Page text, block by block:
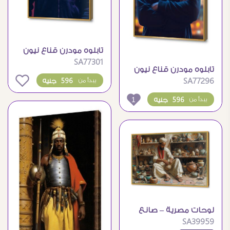
تابلوه مودرن قناع نيون
موف
SA77301
596 جنيه يبدأ من
تابلوه مودرن قناع نيون
ازرق
SA77296
596 جنيه يبدأ من 1
لوحات مصرية – صانع
الخزف
SA39959